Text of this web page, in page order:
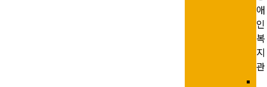
애
인
복
지
관